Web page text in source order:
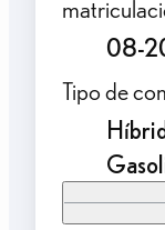
08-
Tipo de